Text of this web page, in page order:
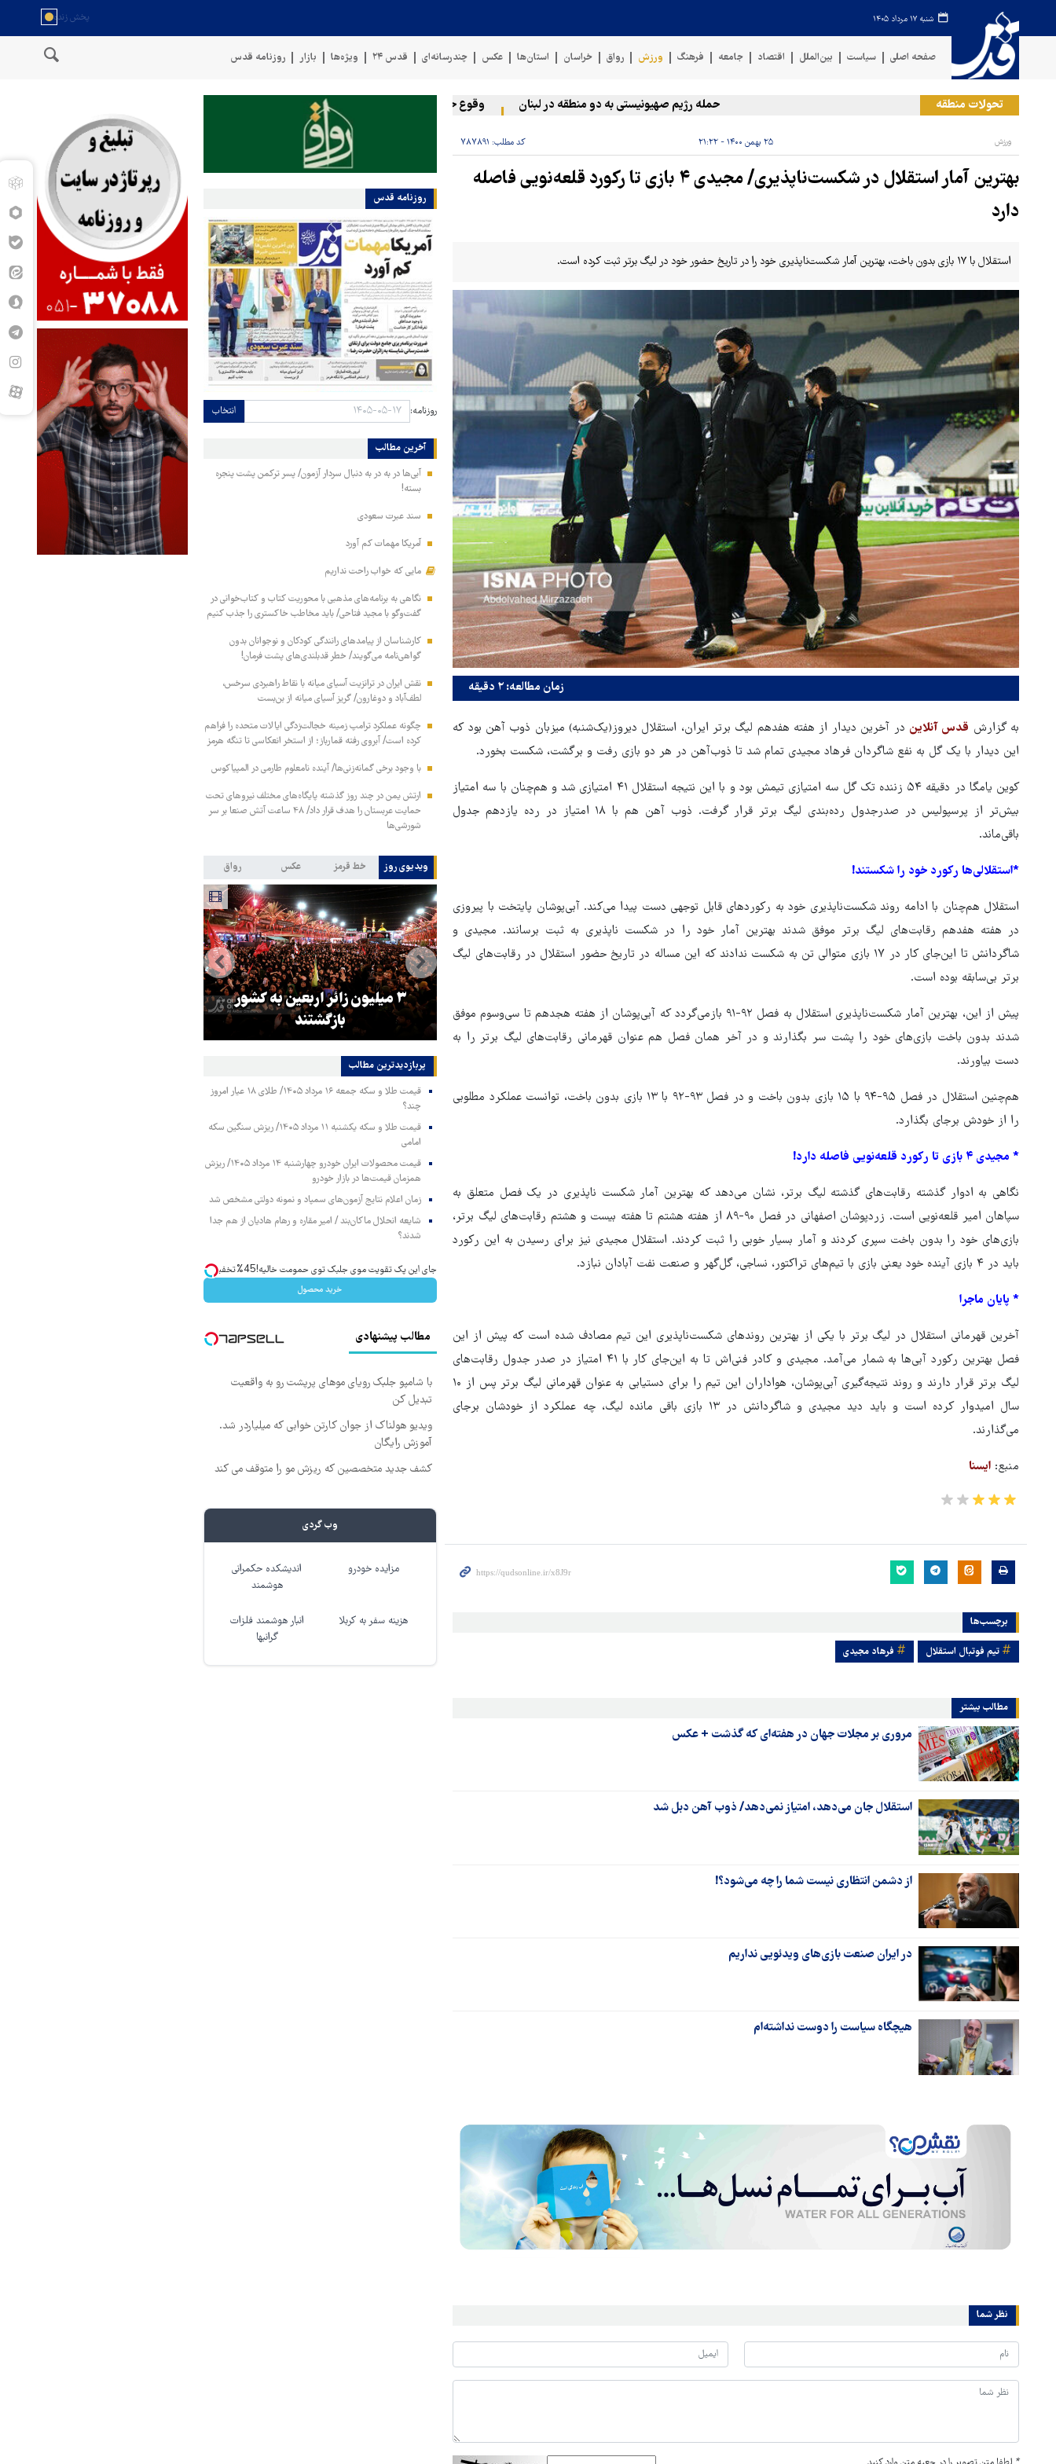
شنبه ۱۷ مرداد ۱۴۰۵
صفحه اصلی سیاست بین‌الملل اقتصاد جامعه فرهنگ ورزش رواق خراسان استان‌ها عکس چندرسانه‌ای قدس ۲۴ ویژه‌ها بازار روزنامه قدس
تحولات منطقه حمله رژیم صهیونیستی به دو منطقه در لبنان وقوع حادثه دریایی در سواحل عمان سخنگوی نیروهای مسلح یمن: کشتی نفتی عربستان را با موشک
ورزش ۲۵ بهمن ۱۴۰۰ - ۲۱:۲۲ کد مطلب: ۷۸۷۸۹۱
بهترین آمار استقلال در شکست‌ناپذیری/ مجیدی ۴ بازی تا رکورد قلعه‌نویی فاصله
دارد
استقلال با ۱۷ بازی بدون باخت، بهترین آمار شکست‌ناپذیری خود را در تاریخ حضور خود در لیگ برتر ثبت کرده است.
زمان مطالعه: ۲ دقیقه
به گزارش قدس آنلاین در آخرین دیدار از هفته هفدهم لیگ برتر ایران، استقلال دیروز(یک‌شنبه) میزبان ذوب آهن بود که
این دیدار با یک گل به نفع شاگردان فرهاد مجیدی تمام شد تا ذوب‌آهن در هر دو بازی رفت و برگشت، شکست بخورد.
کوین یامگا در دقیقه ۵۴ زننده تک گل سه امتیازی تیمش بود و با این نتیجه استقلال ۴۱ امتیازی شد و هم‌چنان با سه امتیاز
بیش‌تر از پرسپولیس در صدرجدول رده‌بندی لیگ برتر قرار گرفت. ذوب آهن هم با ۱۸ امتیاز در رده یازدهم جدول
باقی‌ماند.
*استقلالی‌ها رکورد خود را شکستند!
استقلال هم‌چنان با ادامه روند شکست‌ناپذیری خود به رکوردهای قابل توجهی دست پیدا می‌کند. آبی‌پوشان پایتخت با پیروزی
در هفته هفدهم رقابت‌های لیگ برتر موفق شدند بهترین آمار خود را در شکست ناپذیری به ثبت برسانند. مجیدی و
شاگردانش تا این‌جای کار در ۱۷ بازی متوالی تن به شکست ندادند که این مساله در تاریخ حضور استقلال در رقابت‌های لیگ
برتر بی‌سابقه بوده است.
پیش از این، بهترین آمار شکست‌ناپذیری استقلال به فصل ۹۲-۹۱ بازمی‌گردد که آبی‌پوشان از هفته هجدهم تا سی‌وسوم موفق
شدند بدون باخت‌ بازی‌های خود را پشت سر بگذارند و در آخر همان فصل هم عنوان قهرمانی رقابت‌های لیگ برتر را به
دست بیاورند.
هم‌چنین استقلال در فصل ۹۵-۹۴ با ۱۵ بازی بدون باخت و در فصل ۹۳-۹۲ با ۱۳ بازی بدون باخت، توانست عملکرد مطلوبی
را از خودش برجای بگذارد.
* مجیدی ۴ بازی تا رکورد قلعه‌نویی فاصله دارد!
نگاهی به ادوار گذشته رقابت‌های گذشته لیگ برتر، نشان می‌دهد که بهترین آمار شکست ناپذیری در یک فصل متعلق به
سپاهان امیر قلعه‌نویی است. زردپوشان اصفهانی در فصل ۹۰-۸۹ از هفته هشتم تا هفته بیست و هشتم رقابت‌های لیگ برتر،
بازی‌های خود را بدون باخت سپری کردند و آمار بسیار خوبی را ثبت کردند. استقلال مجیدی نیز برای رسیدن به این رکورد
باید در ۴ بازی آینده خود یعنی بازی با تیم‌های تراکتور، نساجی، گل‌گهر و صنعت نفت آبادان نبازد.
* پایان ماجرا
آخرین قهرمانی استقلال در لیگ برتر با یکی از بهترین روندهای شکست‌ناپذیری این تیم مصادف شده است که پیش از این
فصل بهترین رکورد آبی‌ها به شمار می‌آمد. مجیدی و کادر فنی‌اش تا به این‌جای کار با ۴۱ امتیاز در صدر جدول رقابت‌های
لیگ برتر قرار دارند و روند نتیجه‌گیری آبی‌پوشان، هواداران این تیم را برای دستیابی به عنوان قهرمانی لیگ برتر پس از ۱۰
سال امیدوار کرده است و باید دید مجیدی و شاگردانش در ۱۳ بازی باقی مانده لیگ، چه عملکرد از خودشان برجای
می‌گذارند.
منبع: ایسنا
برچسب‌ها
تیم فوتبال استقلال فرهاد مجیدی
مطالب بیشتر
مروری بر مجلات جهان در هفته‌ای که گذشت + عکس
استقلال جان می‌دهد، امتیاز نمی‌دهد/ ذوب آهن دبل شد
از دشمن انتظاری نیست شما را چه می‌شود؟!
در ایران صنعت بازی‌های ویدئویی نداریم
هیچگاه سیاست را دوست نداشته‌ام
نظر شما
روزنامه قدس
روزنامه: انتخاب
آخرین مطالب
آبی‌ها در به در به دنبال سردار آزمون/ پسر ترکمن پشت پنجره
بسته!
سند عبرت سعودی
آمریکا مهمات کم آورد
مایی که خواب راحت نداریم
نگاهی به برنامه‌های مذهبی با محوریت کتاب و کتاب‌خوانی در
گفت‌وگو با مجید فتاحی/ باید مخاطب خاکستری را جذب کنیم
کارشناسان از پیامدهای رانندگی کودکان و نوجوانان بدون
گواهی‌نامه می‌گویند/ خطر قدبلندی‌های پشت فرمان!
نقش ایران در ترانزیت آسیای میانه با نقاط راهبردی سرخس،
لطف‌آباد و دوغارون/ گریز آسیای میانه از بن‌بست
چگونه عملکرد ترامپ زمینه خجالت‌زدگی ایالات متحده را فراهم
کرده است/ آبروی رفته قمارباز؛ از استخر انعکاسی تا تنگه هرمز
با وجود برخی گمانه‌زنی‌ها/ آینده نامعلوم طارمی در المپیاکوس
ارتش یمن در چند روز گذشته پایگاه‌های مختلف نیروهای تحت
حمایت عربستان را هدف قرار داد/ ۴۸ ساعت آتش صنعا بر سر
شورشی‌ها
ویدیوی روز خط قرمز عکس رواق
در منطقه درمانده کرد
جنگ‌طلبی است!
۳ میلیون زائر اربعین به کشور
بازگشتند
پربازدیدترین‌ مطالب
قیمت طلا و سکه جمعه ۱۶ مرداد ۱۴۰۵/ طلای ۱۸ عیار امروز
چند؟
قیمت طلا و سکه یکشنبه ۱۱ مرداد ۱۴۰۵/ ریزش سنگین سکه
امامی
قیمت محصولات ایران خودرو چهارشنبه ۱۴ مرداد ۱۴۰۵/ ریزش
همزمان قیمت‌ها در بازار خودرو
زمان اعلام نتایج آزمون‌های سمپاد و نمونه دولتی مشخص شد
شایعه انحلال ماکان‌بند / امیر مقاره و رهام هادیان از هم جدا
شدند؟
جای این پک تقویت موی جلبک توی حمومت خالیه!45%تخفیف
خرید محصول
مطالب پیشنهادی
با شامپو جلبک رویای موهای پرپشت رو به واقعیت
تبدیل کن
ویدیو هولناک از جوان کارتن خوابی که میلیاردر شد.
آموزش رایگان
کشف جدید متخصصین که ریزش مو را متوقف می کند
وب گردی
مزایده خودرو
اندیشکده حکمرانی
هوشمند
هزینه سفر به کربلا
انبار هوشمند فلزات
گرانبها